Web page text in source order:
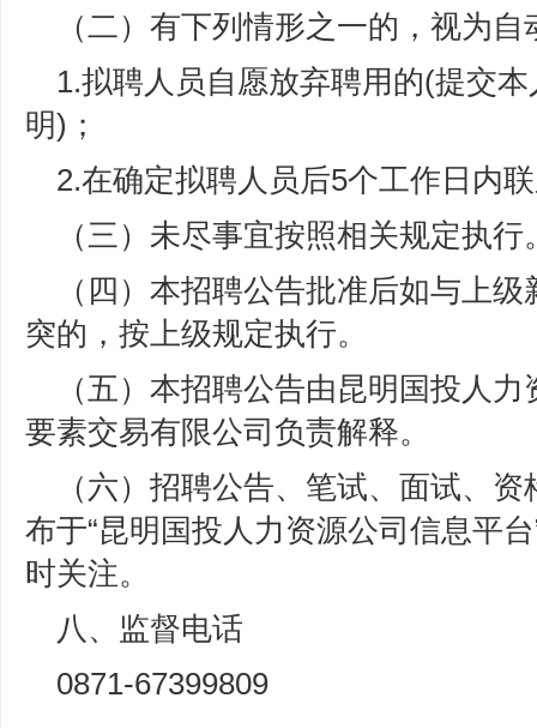
（二）有下列情形之一的，视为自
1.拟聘人员自愿放弃聘用的(提交
明)；
2.在确定拟聘人员后5个工作日内
（三）未尽事宜按照相关规定执行
（四）本招聘公告批准后如与上
突的，按上级规定执行。
（五）本招聘公告由昆明国投人
要素交易有限公司负责解释。
（六）招聘公告、笔试、面试、
布于“昆明国投人力资源公司信息平
时关注。
八、监督电话
0871-67399809